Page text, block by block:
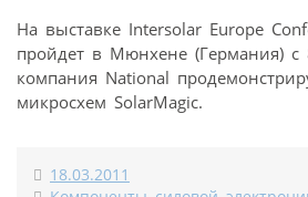
На выставке Intersolar Europe
пройдет в Мюнхене (Германия)
компания National
микросхем SolarMagic.
18.03.2011